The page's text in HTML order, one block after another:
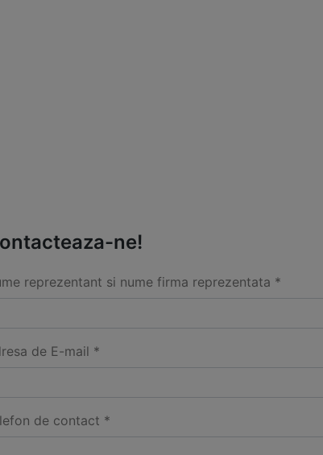
ne!
reprezentant si nume firma reprezentata *
de E-mail *
de contact *